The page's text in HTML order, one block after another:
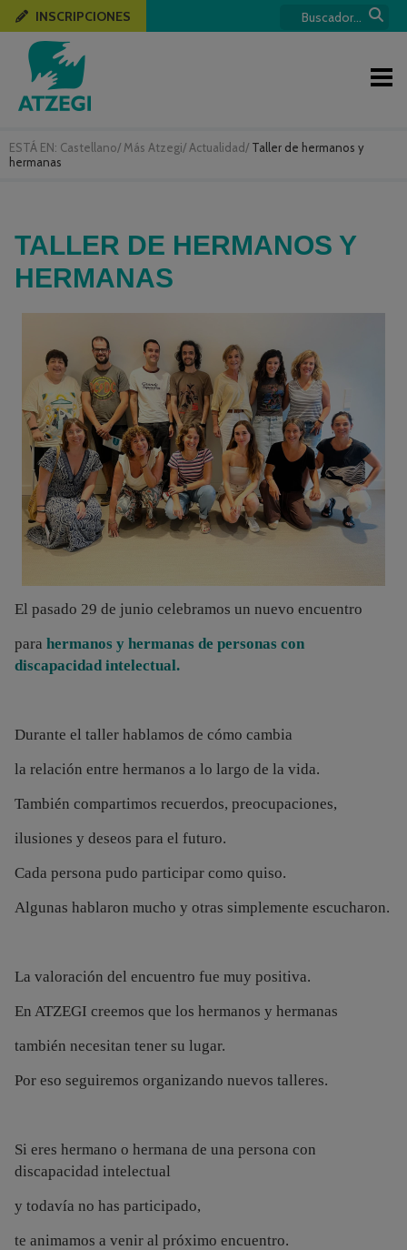
ESTÁ EN: Castellano/ Más Atzegi/ Actualidad/ Taller de hermanos y
hermanas
INSCRIPCIONES
TALLER DE HERMANOS Y
HERMANAS
El pasado 29 de junio celebramos un nuevo encuentro
para hermanos y hermanas de personas con
discapacidad intelectual.
Durante el taller hablamos de cómo cambia
la relación entre hermanos a lo largo de la vida.
También compartimos recuerdos, preocupaciones,
ilusiones y deseos para el futuro.
Cada persona pudo participar como quiso.
Algunas hablaron mucho y otras simplemente escucharon.
La valoración del encuentro fue muy positiva.
En ATZEGI creemos que los hermanos y hermanas
también necesitan tener su lugar.
Por eso seguiremos organizando nuevos talleres.
Si eres hermano o hermana de una persona con
discapacidad intelectual
y todavía no has participado,
te animamos a venir al próximo encuentro.